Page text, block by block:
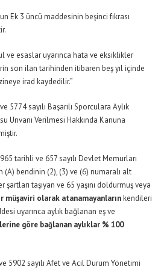
Ek 3 üncü maddesinin beşinci fıkrası
ve esaslar uyarınca hata ve eksiklikler
son ilan tarihinden itibaren beş yıl içinde
irad kaydedilir.”
5774 sayılı Başarılı Sporculara Aylık
Unvanı Verilmesi Hakkında Kanuna
tarihli ve 657 sayılı Devlet Memurları
bendinin (2), (3) ve (6) numaralı alt
taşıyan ve 65 yaşını doldurmuş veya
müşaviri olarak atanamayanlarınkendileri
uyarınca aylık bağlanan eş ve
göre bağlanan aylıklar % 100
5902 sayılı Afet ve Acil Durum Yönetimi